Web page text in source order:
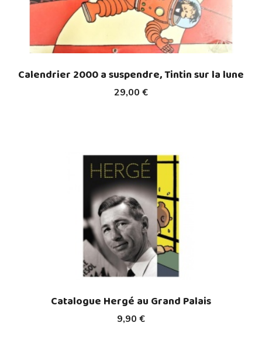
29,00 €
Calendrier 2000 a suspendre, Tintin sur la lune
9,90 €
Catalogue Hergé au Grand Palais